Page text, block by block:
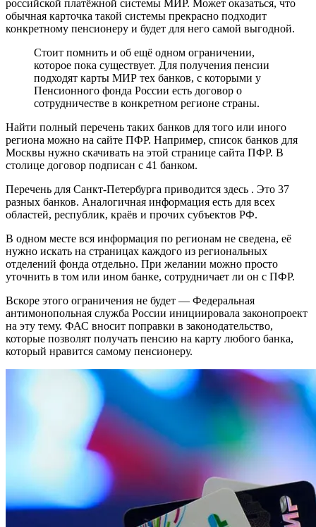
российской платёжной системы МИР. Может оказаться, что
обычная карточка такой системы прекрасно подходит
конкретному пенсионеру и будет для него самой выгодной.
Стоит помнить и об ещё одном ограничении,
которое пока существует. Для получения пенсии
подходят карты МИР тех банков, с которыми у
Пенсионного фонда России есть договор о
сотрудничестве в конкретном регионе страны.
Найти полный перечень таких банков для того или иного
региона можно на сайте ПФР. Например, список банков для
Москвы нужно скачивать на этой странице сайта ПФР. В
столице договор подписан с 41 банком.
Перечень для Санкт-Петербурга приводится здесь . Это 37
разных банков. Аналогичная информация есть для всех
областей, республик, краёв и прочих субъектов РФ.
В одном месте вся информация по регионам не сведена, её
нужно искать на страницах каждого из региональных
отделений фонда отдельно. При желании можно просто
уточнить в том или ином банке, сотрудничает ли он с ПФР.
Вскоре этого ограничения не будет — Федеральная
антимонопольная служба России инициировала законопроект
на эту тему. ФАС вносит поправки в законодательство,
которые позволят получать пенсию на карту любого банка,
который нравится самому пенсионеру.